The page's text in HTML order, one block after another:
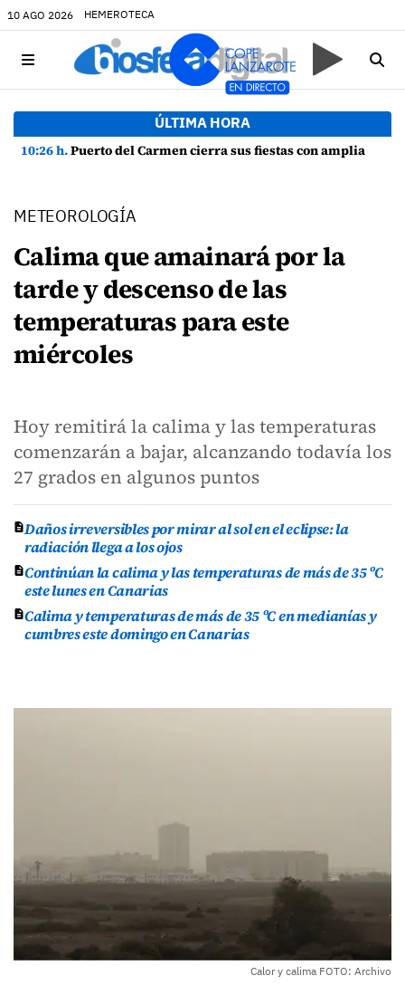
10 AGO 2026 HEMEROTECA
ÚLTIMA HORA
10:26 h.Puerto del Carmen cierra sus fiestas con amplia participación y buen ambiente
METEOROLOGÍA
Calima que amainará por la
tarde y descenso de las
temperaturas para este
miércoles
Hoy remitirá la calima y las temperaturas
comenzarán a bajar, alcanzando todavía los
27 grados en algunos puntos
Daños irreversibles por mirar al sol en el eclipse: la
radiación llega a los ojos
Continúan la calima y las temperaturas de más de 35 ºC
este lunes en Canarias
Calima y temperaturas de más de 35 ºC en medianías y
cumbres este domingo en Canarias
Calor y calima FOTO: Archivo